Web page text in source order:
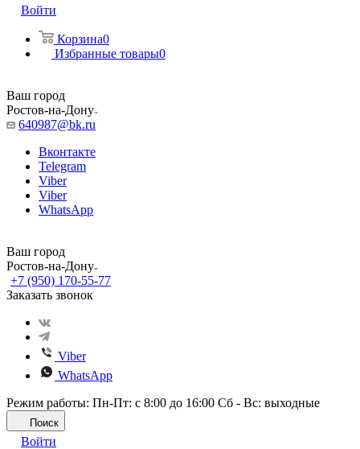
Войти
Корзина0
Избранные товары0
Ваш город
Ростов-на-Дону
640987@bk.ru
Вконтакте
Telegram
Viber
Viber
WhatsApp
Ваш город
Ростов-на-Дону
+7 (950) 170-55-77
Заказать звонок
Viber
WhatsApp
Режим работы: Пн-Пт: с 8:00 до 16:00 Сб - Вс: выходные
Поиск
Войти